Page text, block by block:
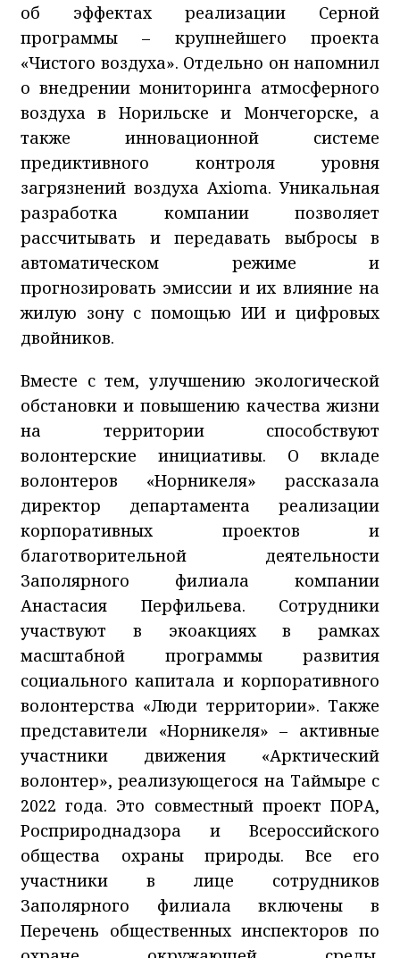
об эффектах реализации Серной
программы – крупнейшего проекта
«Чистого воздуха». Отдельно он напомнил
о внедрении мониторинга атмосферного
воздуха в Норильске и Мончегорске, а
также инновационной системе
предиктивного контроля уровня
загрязнений воздуха Axioma. Уникальная
разработка компании позволяет
рассчитывать и передавать выбросы в
автоматическом режиме и
прогнозировать эмиссии и их влияние на
жилую зону с помощью ИИ и цифровых
двойников.
Вместе с тем, улучшению экологической
обстановки и повышению качества жизни
на территории способствуют
волонтерские инициативы. О вкладе
волонтеров «Норникеля» рассказала
директор департамента реализации
корпоративных проектов и
благотворительной деятельности
Заполярного филиала компании
Анастасия Перфильева. Сотрудники
участвуют в экоакциях в рамках
масштабной программы развития
социального капитала и корпоративного
волонтерства «Люди территории». Также
представители «Норникеля» – активные
участники движения «Арктический
волонтер», реализующегося на Таймыре с
2022 года. Это совместный проект ПОРА,
Росприроднадзора и Всероссийского
общества охраны природы. Все его
участники в лице сотрудников
Заполярного филиала включены в
Перечень общественных инспекторов по